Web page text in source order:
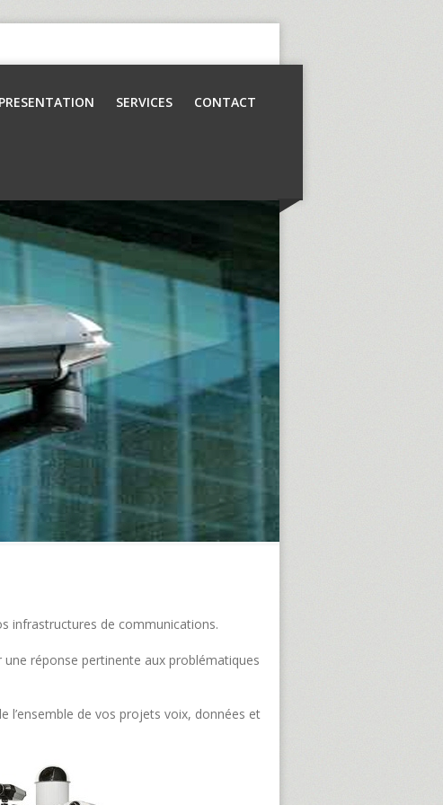
PRESENTATION SERVICES CONTACT
infrastructures de communications.
une réponse pertinente aux problématiques
l’ensemble de vos projets voix, données et